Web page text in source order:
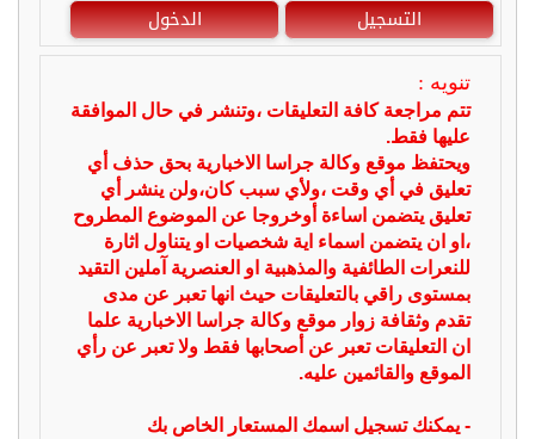
التسجيل الدخول
تنويه :
تتم مراجعة كافة التعليقات ،وتنشر في حال الموافقة
عليها فقط.
ويحتفظ موقع وكالة جراسا الاخبارية بحق حذف أي
تعليق في أي وقت ،ولأي سبب كان،ولن ينشر أي
تعليق يتضمن اساءة أوخروجا عن الموضوع المطروح
،او ان يتضمن اسماء اية شخصيات او يتناول اثارة
للنعرات الطائفية والمذهبية او العنصرية آملين التقيد
بمستوى راقي بالتعليقات حيث انها تعبر عن مدى
تقدم وثقافة زوار موقع وكالة جراسا الاخبارية علما
ان التعليقات تعبر عن أصحابها فقط ولا تعبر عن رأي
الموقع والقائمين عليه.
- يمكنك تسجيل اسمك المستعار الخاص بك